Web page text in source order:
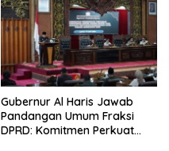
Gubernur Al Haris Jawab
Pandangan Umum Fraksi
DPRD: Komitmen Perkuat